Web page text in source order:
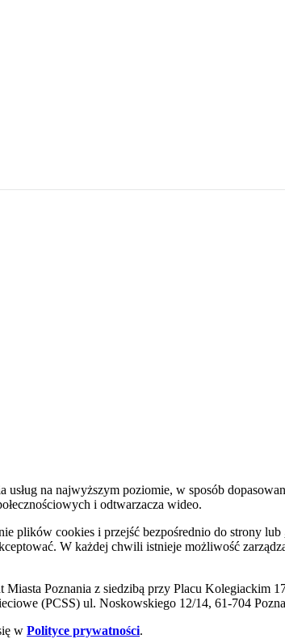
na najwyższym poziomie, w sposób
i odtwarzacza wideo.
plików cookies i przejść bezpośrednio do strony lub
W każdej chwili istnieje możliwość
Poznania z siedzibą przy Placu Kolegiackim
(PCSS) ul. Noskowskiego 12/14, 61-704
w Polityce prywatności.